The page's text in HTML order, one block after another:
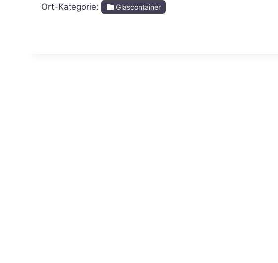
Ort-Kategorie: Glascontainer